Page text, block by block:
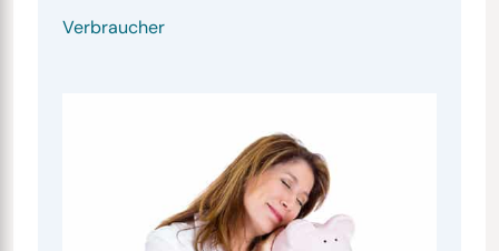
Verbraucher